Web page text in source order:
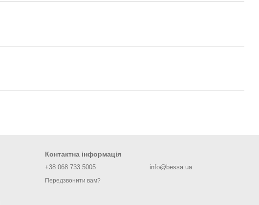
Контактна інформація
+38 068 733 5005
Передзвонити вам?
info@bessa.ua